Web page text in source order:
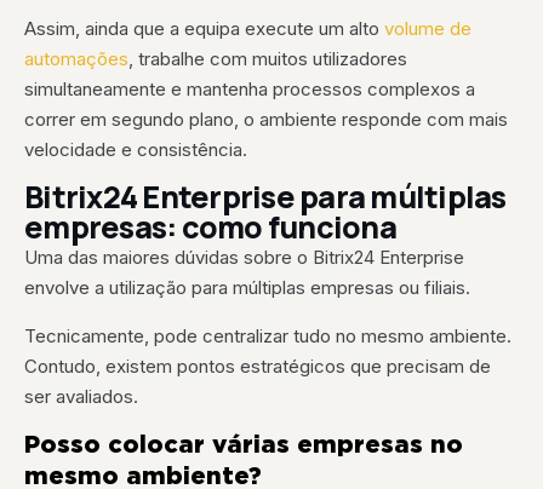
Assim, ainda que a equipa execute um alto volume de
automações, trabalhe com muitos utilizadores
simultaneamente e mantenha processos complexos a
correr em segundo plano, o ambiente responde com mais
velocidade e consistência.
Bitrix24 Enterprise para múltiplas
empresas: como funciona
Uma das maiores dúvidas sobre o Bitrix24 Enterprise
envolve a utilização para múltiplas empresas ou filiais.
Tecnicamente, pode centralizar tudo no mesmo ambiente.
Contudo, existem pontos estratégicos que precisam de
ser avaliados.
Posso colocar várias empresas no
mesmo ambiente?